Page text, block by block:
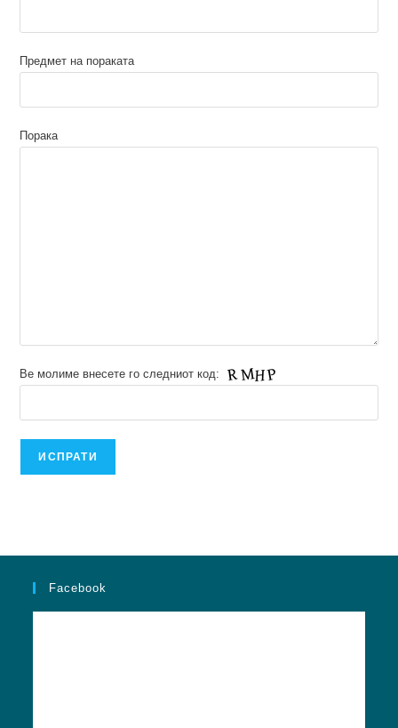
Предмет на пораката
Порака
Ве молиме внесете го следниот код:
Facebook